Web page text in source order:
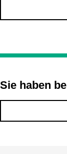
Sie haben